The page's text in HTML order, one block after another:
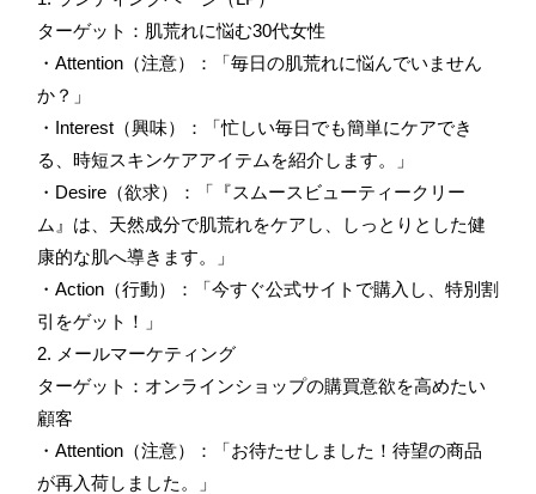
ターゲット：肌荒れに悩む30代女性
・Attention（注意）：「毎日の肌荒れに悩んでいません
か？」
・Interest（興味）：「忙しい毎日でも簡単にケアでき
る、時短スキンケアアイテムを紹介します。」
・Desire（欲求）：「『スムースビューティークリー
ム』は、天然成分で肌荒れをケアし、しっとりとした健
康的な肌へ導きます。」
・Action（行動）：「今すぐ公式サイトで購入し、特別割
引をゲット！」
2. メールマーケティング
ターゲット：オンラインショップの購買意欲を高めたい
顧客
・Attention（注意）：「お待たせしました！待望の商品
が再入荷しました。」